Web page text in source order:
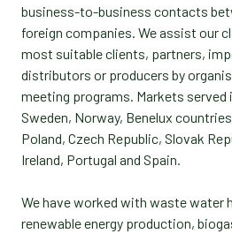
business-to-business contacts
foreign companies. We assist our
most suitable clients, partners,
distributors or producers by
meeting programs. Markets served
Sweden, Norway, Benelux
Poland, Czech Republic, Slovak
Ireland, Portugal and Spain.
We have worked with waste water
renewable energy production,